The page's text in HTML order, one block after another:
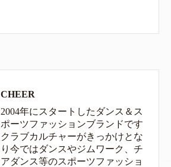
CHEER
2004年にスタートしたダンス＆ス
ポーツファッションブランドです
クラブカルチャーがきっかけとな
り今ではダンスやジムワーク、チ
アダンス等のスポーツファッショ